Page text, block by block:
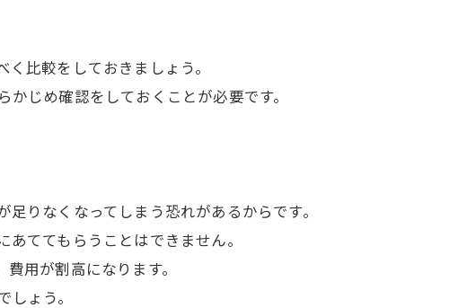
比較をしておきましょう。
じめ確認をしておくことが必要です。
りなくなってしまう恐れがあるからです。
ててもらうことはできません。
用が割高になります。
ょう。